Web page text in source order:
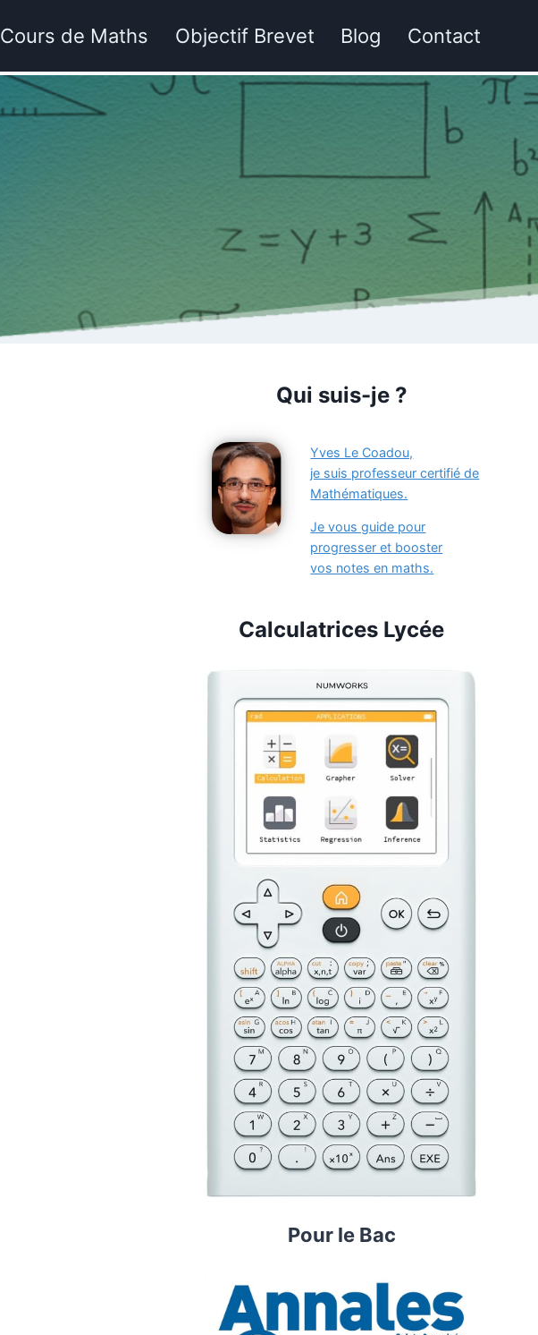
Cours de Maths Objectif Brevet Blog Contact
Qui suis-je ?
Yves Le Coadou,
je suis professeur certifié de
Mathématiques.
Je vous guide pour
progresser et booster
vos notes en maths.
Calculatrices Lycée
Pour le Bac